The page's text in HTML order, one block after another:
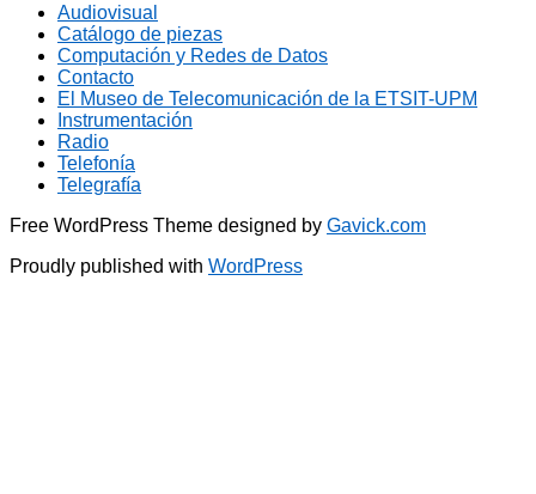
Audiovisual
Catálogo de piezas
Computación y Redes de Datos
Contacto
El Museo de Telecomunicación de la ETSIT-UPM
Instrumentación
Radio
Telefonía
Telegrafía
Free WordPress Theme designed by Gavick.com
Proudly published with WordPress